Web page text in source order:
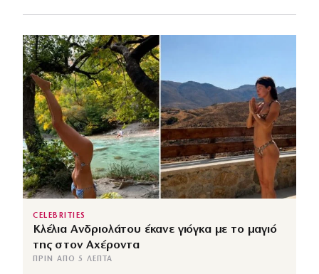
CELEBRITIES
Κλέλια Ανδριολάτου έκανε γιόγκα με το μαγιό
της στον Αχέροντα
ΠΡΙΝ ΑΠΌ 5 ΛΕΠΤΆ